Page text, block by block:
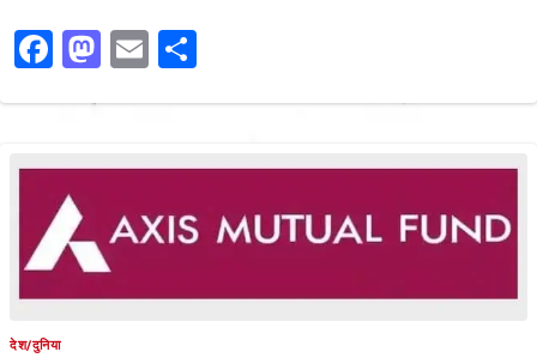
Facebook
Mastodon
Email
देश/दुनिया